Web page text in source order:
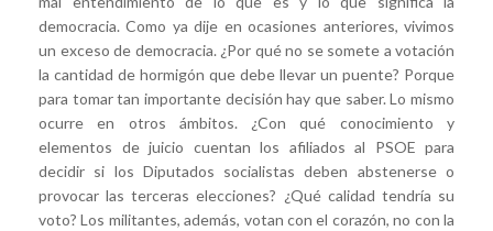
democracia. Como ya dije en ocasiones anteriores, vivimos
un exceso de democracia. ¿Por qué no se somete a votación
la cantidad de hormigón que debe llevar un puente? Porque
para tomar tan importante decisión hay que saber. Lo mismo
ocurre en otros ámbitos. ¿Con qué conocimiento y
elementos de juicio cuentan los afiliados al PSOE para
decidir si los Diputados socialistas deben abstenerse o
provocar las terceras elecciones? ¿Qué calidad tendría su
voto? Los militantes, además, votan con el corazón, no con la